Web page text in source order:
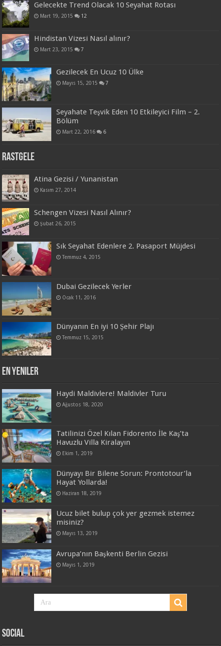
Gelecekte Trend Olacak 10 Seyahat Rotası
Mart 19, 2015 12
Hindistan Vizesi Nasıl alınır?
Mart 23, 2015 7
Gezilecek En Ucuz 10 Ülke
Mayıs 15, 2015 7
Seyahate Teşvik Eden 10 Etkileyici Film – 2.
Bölüm
Mart 22, 2016 6
Rastgele
Atina Gezisi / Yunanistan
Kasım 27, 2014
Schengen Vizesi Nasıl Alınır?
Şubat 26, 2015
Sık Seyahat Edenlere 2. Pasaport Müjdesi
Temmuz 4, 2015
Dubai Gezilecek Yerler
Ocak 11, 2016
Dünyanın En iyi 10 Şehir Plajı
Temmuz 15, 2015
En Yeniler
Haydi Maldivlere! Maldivler Turu
Ağustos 18, 2020
Tatilinizi Özel Kılan Fidorento İle Kaş’ta
Havuzlu Villa Kiralayın
Ekim 1, 2019
Dünyayı Bir Bilene Sorun: Prontotour’la
Hayat Yollarda!
Haziran 18, 2019
Ucuz bilet bulup çok yer gezmek istemez
misiniz?
Mayıs 13, 2019
Avrupa’nın Başkenti Berlin Gezisi
Mayıs 1, 2019
Social